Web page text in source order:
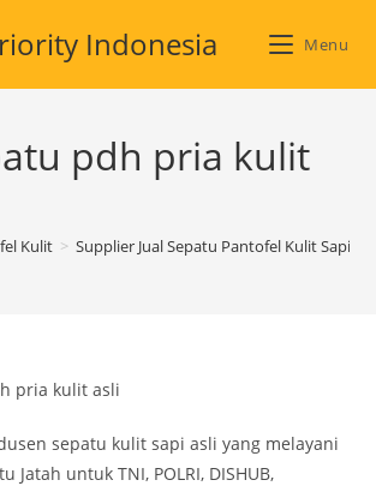
Indonesia Menu
pdh pria kulit
Kulit > Supplier Jual Sepatu Pantofel Kulit Sapi
sepatu kulit sapi asli yang melayani
Jatah untuk TNI, POLRI, DISHUB,